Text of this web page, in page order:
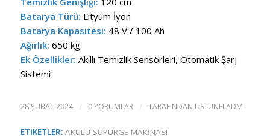
Batarya Türü: Lityum İyon
Batarya Kapasitesi: 48 V / 100 Ah
Ağırlık: 650 kg
Ek Özellikler: Akıllı Temizlik Sensörleri, Otomatik Şarj
Sistemi
28 ŞUBAT 2024 / 0 YORUMLAR / TARAFINDAN USTUNELADM
ETIKETLER: AKÜLÜ SÜPÜRGE MAKINASI